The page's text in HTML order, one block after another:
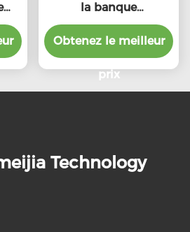
la banque
d'alimentation par
câble Portable avec
lampes d'indicateur
LED
Obtenez le meilleur
prix
Technology